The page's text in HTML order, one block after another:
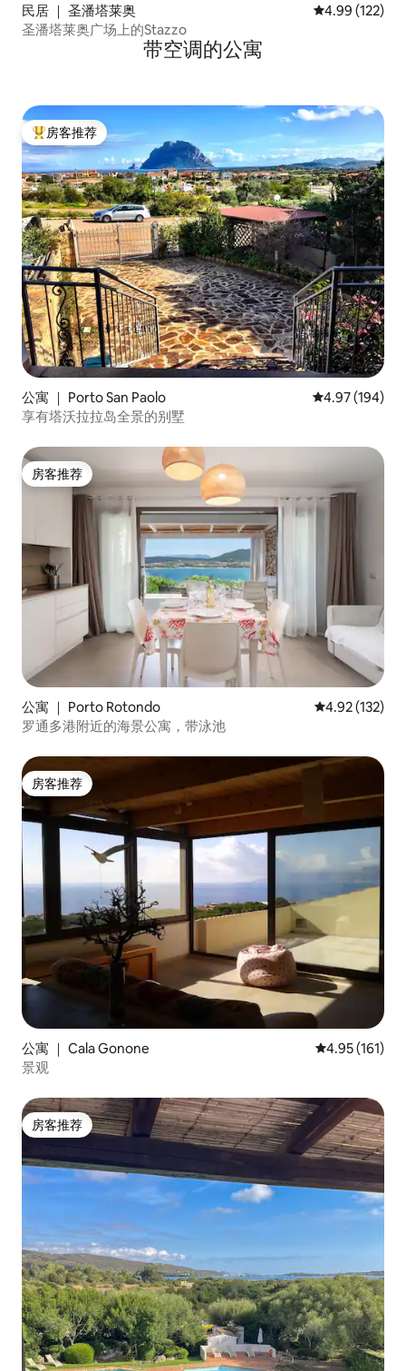
民居 ｜ 圣潘塔莱奥 平均评分 4.99
4.99 (122)
圣潘塔莱奥广场上的Stazzo
带空调的公寓
热门「房客推荐」
房客推荐
公寓 ｜ Porto San Paolo 平均评分 4.97
4.97 (194)
享有塔沃拉拉岛全景的别墅
房客推荐
房客推荐
公寓 ｜ Porto Rotondo 平均评分 4.92
4.92 (132)
罗通多港附近的海景公寓，带泳池
房客推荐
房客推荐
公寓 ｜ Cala Gonone 平均评分 4.95
4.95 (161)
景观
房客推荐
房客推荐